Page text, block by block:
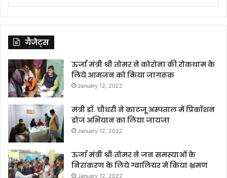
गैजेट्स
ऊर्जा मंत्री श्री तोमर ने कोरोना की रोकथाम के
लिये आमजन को किया जागरूक
January 12, 2022
मंत्री डॉ. चौधरी ने काटजू अस्पताल में प्रिकॉशन
डोज अभियान का लिया जायजा
January 12, 2022
ऊर्जा मंत्री श्री तोमर ने जन समस्याओं के
निराकरण के लिये ग्वालियर में किया भ्रमण
January 12, 2022